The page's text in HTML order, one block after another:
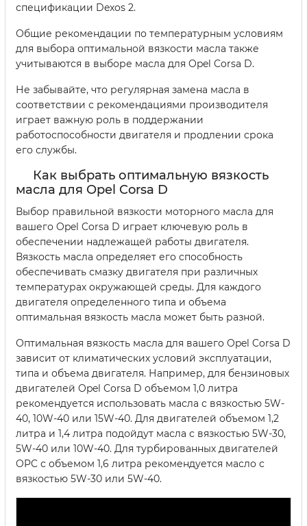
спецификации Dexos 2.
Общие рекомендации по температурным условиям
для выбора оптимальной вязкости масла также
учитываются в выборе масла для Opel Corsa D.
Не забывайте, что регулярная замена масла в
соответствии с рекомендациями производителя
играет важную роль в поддержании
работоспособности двигателя и продлении срока
его службы.
Как выбрать оптимальную вязкость
масла для Opel Corsa D
Выбор правильной вязкости моторного масла для
вашего Opel Corsa D играет ключевую роль в
обеспечении надлежащей работы двигателя.
Вязкость масла определяет его способность
обеспечивать смазку двигателя при различных
температурах окружающей среды. Для каждого
двигателя определенного типа и объема
оптимальная вязкость масла может быть разной.
Оптимальная вязкость масла для вашего Opel Corsa D
зависит от климатических условий эксплуатации,
типа и объема двигателя. Например, для бензиновых
двигателей Opel Corsa D объемом 1,0 литра
рекомендуется использовать масла с вязкостью 5W-
40, 10W-40 или 15W-40. Для двигателей объемом 1,2
литра и 1,4 литра подойдут масла с вязкостью 5W-30,
5W-40 или 10W-40. Для турбированных двигателей
OPC с объемом 1,6 литра рекомендуется масло с
вязкостью 5W-30 или 5W-40.